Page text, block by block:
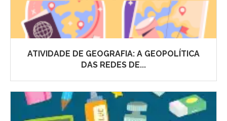
ATIVIDADE DE GEOGRAFIA: A GEOPOLÍTICA
DAS REDES DE...